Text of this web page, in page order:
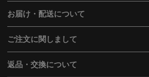
お届け・配送について
ご注文に関しまして
返品・交換について